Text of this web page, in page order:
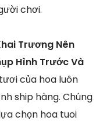
chơi.
Trương Nên
Hình Trước Và
của hoa luôn
ship hàng. Chúng
chọn hoa tuoi